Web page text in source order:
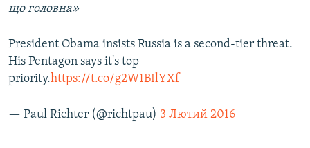
що головна»
President Obama insists Russia is a second-tier threat.
His Pentagon says it's top
priority.https://t.co/g2W1BIlYXf
— Paul Richter (@richtpau) 3 Лютий 2016